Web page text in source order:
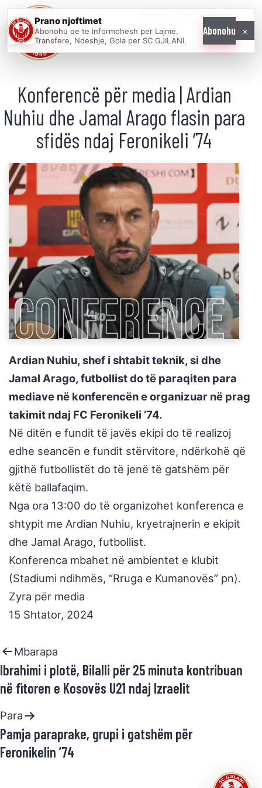
ONE
Konferencë për media | Ardian
Nuhiu dhe Jamal Arago flasin para
sfidës ndaj Feronikeli ’74
Ardian Nuhiu, shef i shtabit teknik, si dhe
Jamal Arago, futbollist do të paraqiten para
mediave në konferencën e organizuar në prag
takimit ndaj FC Feronikeli ’74.
Në ditën e fundit të javës ekipi do të realizoj
edhe seancën e fundit stërvitore, ndërkohë që
gjithë futbollistët do të jenë të gatshëm për
këtë ballafaqim.
Nga ora 13:00 do të organizohet konferenca e
shtypit me Ardian Nuhiu, kryetrajnerin e ekipit
dhe Jamal Arago, futbollist.
Konferenca mbahet në ambientet e klubit
(Stadiumi ndihmës, “Rruga e Kumanovës” pn).
Zyra për media
15 Shtator, 2024
Mbarapa
Ibrahimi i plotë, Bilalli për 25 minuta kontribuan
në fitoren e Kosovës U21 ndaj Izraelit
Para
Pamja paraprake, grupi i gatshëm për
Feronikelin ’74
Prano njoftimet
Abonohu qe te informohesh per Lajme,
Transfere, Ndeshje, Gola per SC GJILANI.
Abonohu ×